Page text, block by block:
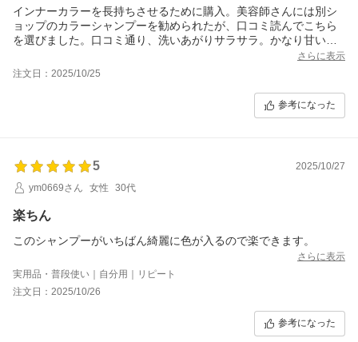
インナーカラーを長持ちさせるために購入。美容師さんには別シ
ョップのカラーシャンプーを勧められたが、口コミ読んでこちら
を選びました。口コミ通り、洗いあがりサラサラ。かなり甘い香
りだけど、洗い流すと匂いもないのでいいかな。染まるので大満
足です。
さらに表示
注文日：2025/10/25
参考になった
5
2025/10/27
ym0669さん
女性 30代
楽ちん
このシャンプーがいちばん綺麗に色が入るので楽できます。
さらに表示
実用品・普段使い｜自分用｜リピート
注文日：2025/10/26
参考になった